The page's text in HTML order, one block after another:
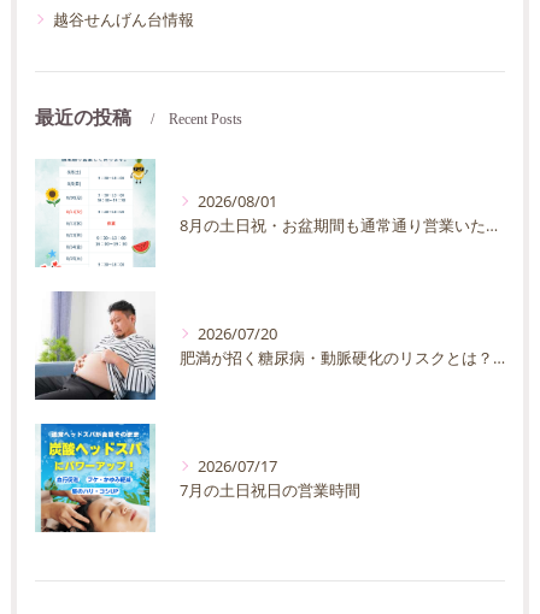
越谷せんげん台情報
最近の投稿 Recent Posts
2026/08/01
8月の土日祝・お盆期間も通常通り営業いたします
2026/07/20
肥満が招く糖尿病・動脈硬化のリスクとは？30代40代男性が今すぐ始めたい予防法を徹底解説
2026/07/17
7月の土日祝日の営業時間